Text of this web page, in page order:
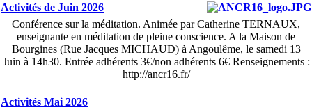
Activités de Juin 2026
Conférence sur la méditation. Animée par Catherine TERNAUX,
enseignante en méditation de pleine conscience. A la Maison de
Bourgines (Rue Jacques MICHAUD) à Angoulême, le samedi 13
Juin à 14h30. Entrée adhérents 3€/non adhérents 6€ Renseignements :
http://ancr16.fr/
Activités Mai 2026